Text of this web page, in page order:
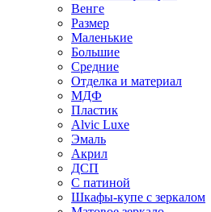
Венге
Размер
Маленькие
Большие
Средние
Отделка и материал
МДФ
Пластик
Alvic Luxe
Эмаль
Акрил
ДСП
С патиной
Шкафы-купе с зеркалом